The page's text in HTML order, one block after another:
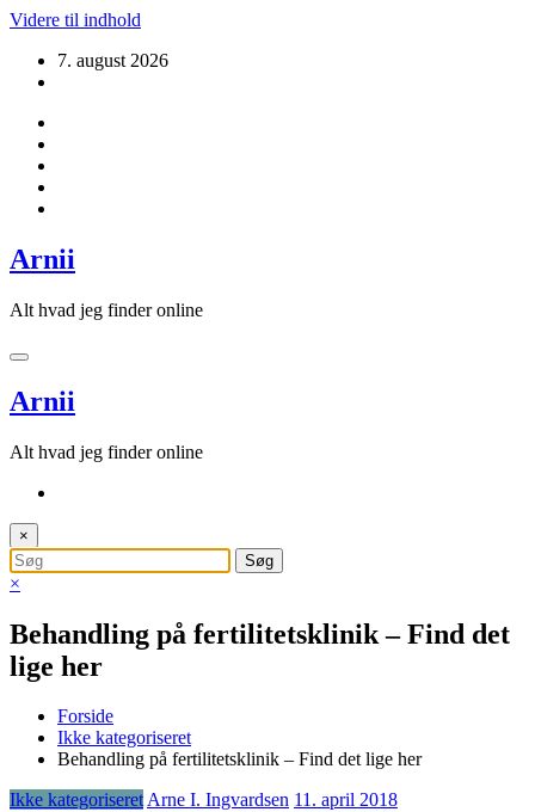
Videre til indhold
7. august 2026
Arnii
Alt hvad jeg finder online
Arnii
Alt hvad jeg finder online
×
×
Behandling på fertilitetsklinik – Find det
lige her
Forside
Ikke kategoriseret
Behandling på fertilitetsklinik – Find det lige her
Ikke kategoriseretArne I. Ingvardsen 11. april 2018